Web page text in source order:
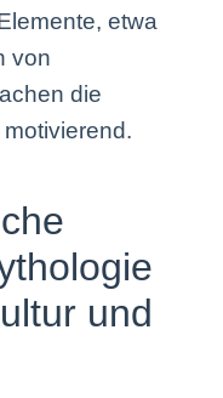
etwa
von
die
und